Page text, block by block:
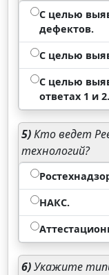
С целью
дефектов.
С целью
С целью
ответах 1 и 2.
5)Кто ведет
технологий?
НАКС.
6)Укажите